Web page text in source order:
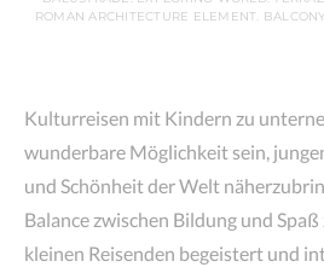
ROMAN ARCHITECTURE ELEMENT.
Kulturreisen mit Kindern zu
wunderbare Möglichkeit sein,
und Schönheit der Welt
Balance zwischen Bildung und
kleinen Reisenden begeistert und